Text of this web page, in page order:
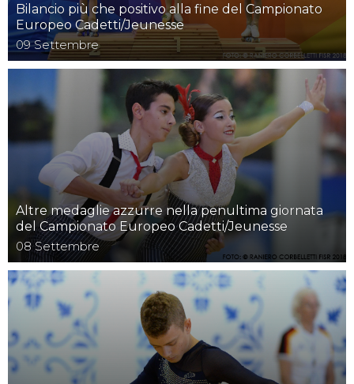
Bilancio più che positivo alla fine del Campionato
Europeo Cadetti/Jeunesse
09 Settembre
Altre medaglie azzurre nella penultima giornata
del Campionato Europeo Cadetti/Jeunesse
08 Settembre